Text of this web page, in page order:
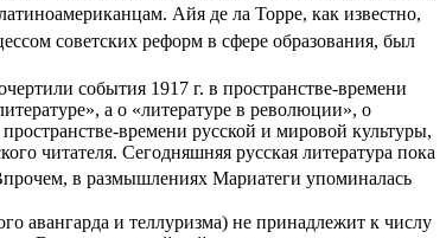
Айя де ла Торре, как известно,
советских реформ в сфере образования, был
события 1917 г. в пространстве-времени
а о «литературе в революции», о
времени русской и мировой культуры,
читателя. Сегодняшняя русская литература пока
в размышлениях Мариатеги упоминалась
авангарда и теллуризма) не принадлежит к числу